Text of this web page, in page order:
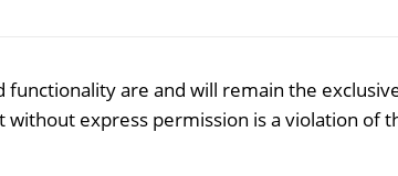
are and will remain the
without express permission is a violation of